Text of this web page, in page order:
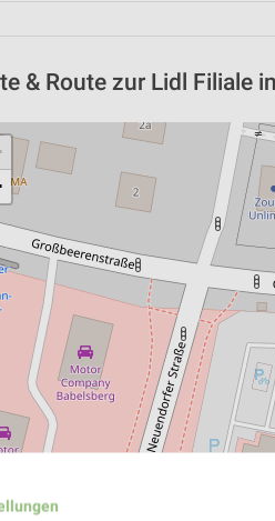
& Route zur Lidl Filiale